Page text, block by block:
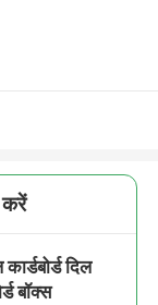
करें
दिल
बॉक्स